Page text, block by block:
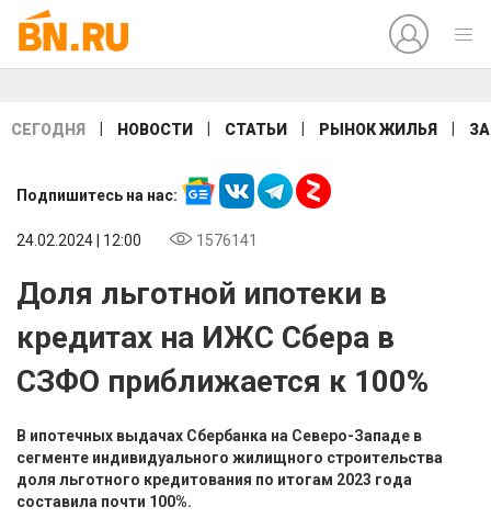
СЕГОДНЯ НОВОСТИ СТАТЬИ РЫНОК ЖИЛЬЯ
Подпишитесь на нас:
24.02.2024 | 12:00 1576141
Доля льготной ипотеки в
кредитах на ИЖС Сбера в
СЗФО приближается к 100%
В ипотечных выдачах Сбербанка на Северо-Западе в
сегменте индивидуального жилищного строительства
доля льготного кредитования по итогам 2023 года
составила почти 100%.